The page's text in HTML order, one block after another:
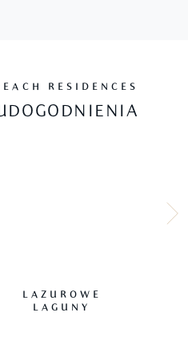
RESIDENCES
LAZUROWE
LAGUNY